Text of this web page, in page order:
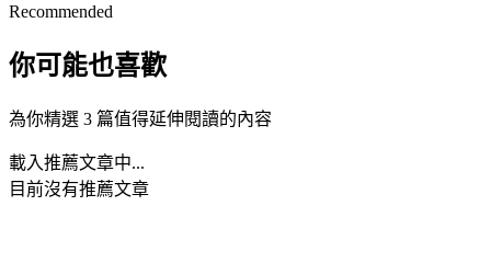
Recommended
你可能也喜歡
為你精選 3 篇值得延伸閱讀的內容
載入推薦文章中...
目前沒有推薦文章